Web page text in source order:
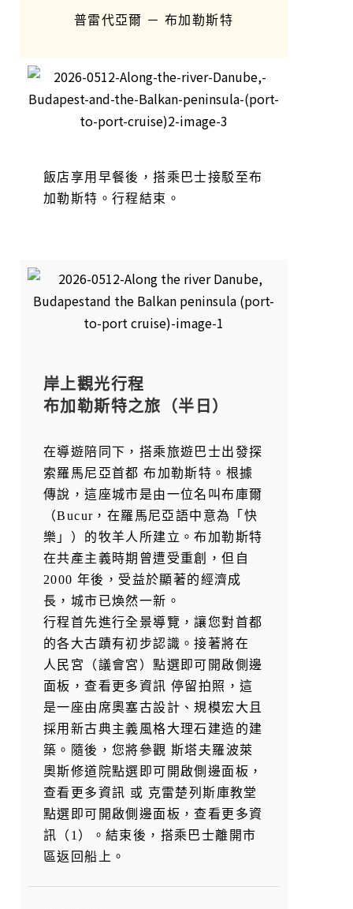
普雷代亞爾 － 布加勒斯特
飯店享用早餐後，搭乘巴士接駁至布
加勒斯特。行程結束。
岸上觀光行程
布加勒斯特之旅（半日）
在導遊陪同下，搭乘旅遊巴士出發探
索羅馬尼亞首都 布加勒斯特。根據
傳說，這座城市是由一位名叫布庫爾
（Bucur，在羅馬尼亞語中意為「快
樂」）的牧羊人所建立。布加勒斯特
在共產主義時期曾遭受重創，但自
2000 年後，受益於顯著的經濟成
長，城市已煥然一新。
行程首先進行全景導覽，讓您對首都
的各大古蹟有初步認識。接著將在
人民宮（議會宮）點選即可開啟側邊
面板，查看更多資訊 停留拍照，這
是一座由席奧塞古設計、規模宏大且
採用新古典主義風格大理石建造的建
築。隨後，您將參觀 斯塔夫羅波萊
奧斯修道院點選即可開啟側邊面板，
查看更多資訊 或 克雷楚列斯庫教堂
點選即可開啟側邊面板，查看更多資
訊（1）。結束後，搭乘巴士離開市
區返回船上。